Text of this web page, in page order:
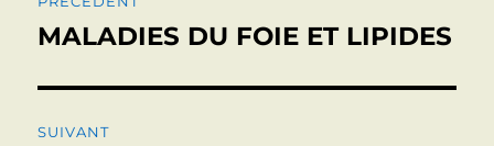
de
Publication
MALADIES DU FOIE ET LIPIDES
SUIVANT